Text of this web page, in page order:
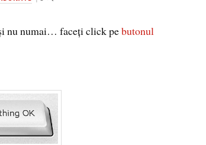
nu numai… faceţi click pebutonul